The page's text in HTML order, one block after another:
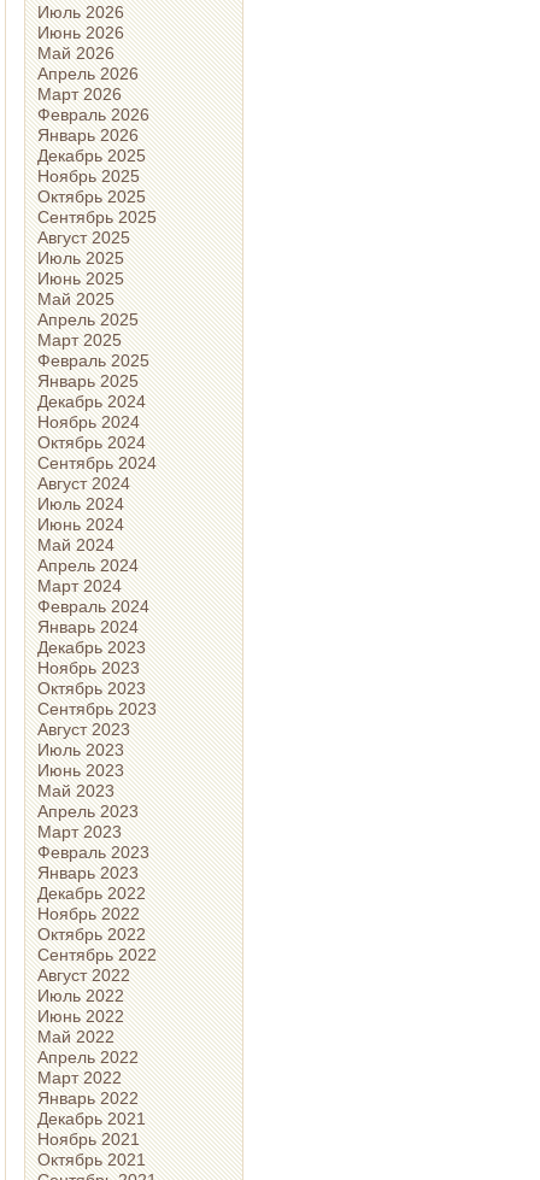
Июль 2026
Июнь 2026
Май 2026
Апрель 2026
Март 2026
Февраль 2026
Январь 2026
Декабрь 2025
Ноябрь 2025
Октябрь 2025
Сентябрь 2025
Август 2025
Июль 2025
Июнь 2025
Май 2025
Апрель 2025
Март 2025
Февраль 2025
Январь 2025
Декабрь 2024
Ноябрь 2024
Октябрь 2024
Сентябрь 2024
Август 2024
Июль 2024
Июнь 2024
Май 2024
Апрель 2024
Март 2024
Февраль 2024
Январь 2024
Декабрь 2023
Ноябрь 2023
Октябрь 2023
Сентябрь 2023
Август 2023
Июль 2023
Июнь 2023
Май 2023
Апрель 2023
Март 2023
Февраль 2023
Январь 2023
Декабрь 2022
Ноябрь 2022
Октябрь 2022
Сентябрь 2022
Август 2022
Июль 2022
Июнь 2022
Май 2022
Апрель 2022
Март 2022
Январь 2022
Декабрь 2021
Ноябрь 2021
Октябрь 2021